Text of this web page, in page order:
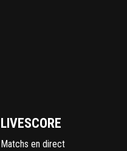
LIVESCORE
Matchs en direct